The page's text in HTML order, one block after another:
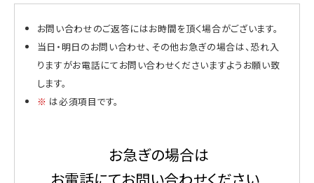
お問い合わせ
お問い合わせのご返答にはお時間を頂く場合がございます。
当日・明日のお問い合わせ、その他お急ぎの場合は、恐れ入
りますがお電話にてお問い合わせくださいますようお願い致
します。
※ は必須項目です。
お急ぎの場合は